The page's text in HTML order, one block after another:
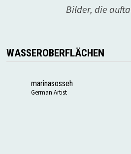
Bilder, die
WASSEROBERFLÄCHEN
marinasosseh
German Artist